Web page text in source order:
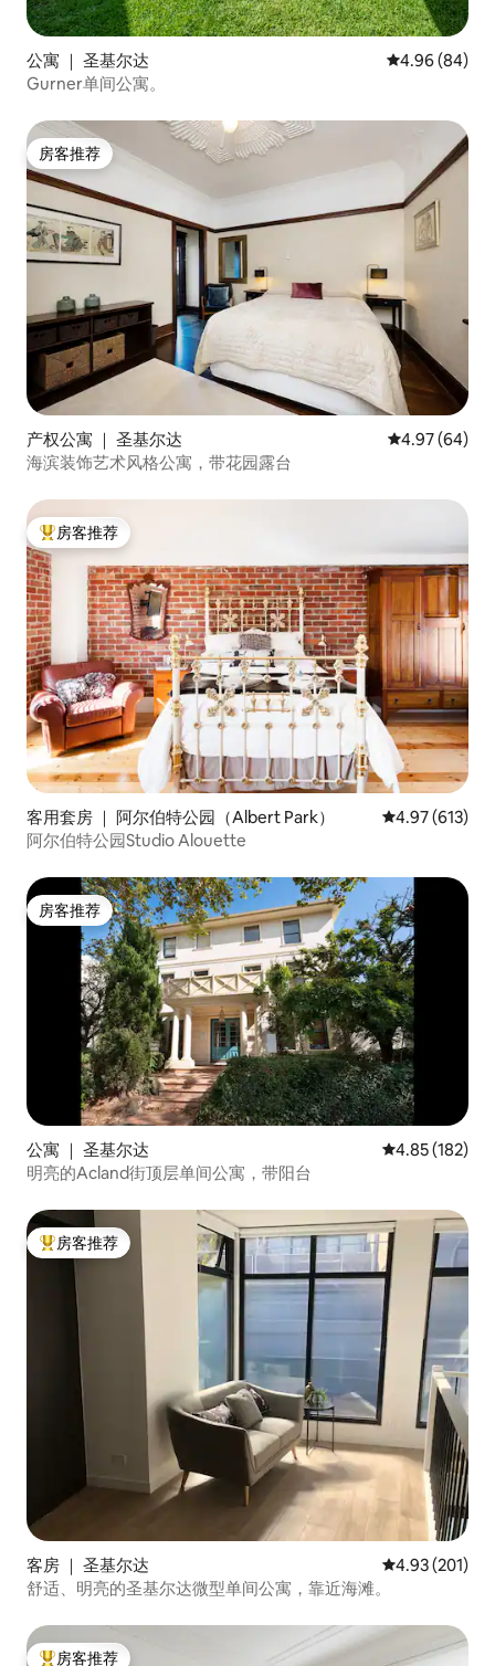
公寓 ｜ 圣基尔达 平均评分 4.96
4.96 (84)
Gurner单间公寓。
房客推荐
房客推荐
产权公寓 ｜ 圣基尔达 平均评分 4.97
4.97 (64)
海滨装饰艺术风格公寓，带花园露台
热门「房客推荐」
房客推荐
客用套房 ｜ 阿尔伯特公园（Albert Park） 平均评分 4.97
4.97 (613)
阿尔伯特公园Studio Alouette
房客推荐
房客推荐
公寓 ｜ 圣基尔达 平均评分 4.85
4.85 (182)
明亮的Acland街顶层单间公寓，带阳台
热门「房客推荐」
房客推荐
客房 ｜ 圣基尔达 平均评分 4.93
4.93 (201)
舒适、明亮的圣基尔达微型单间公寓，靠近海滩。
房客推荐